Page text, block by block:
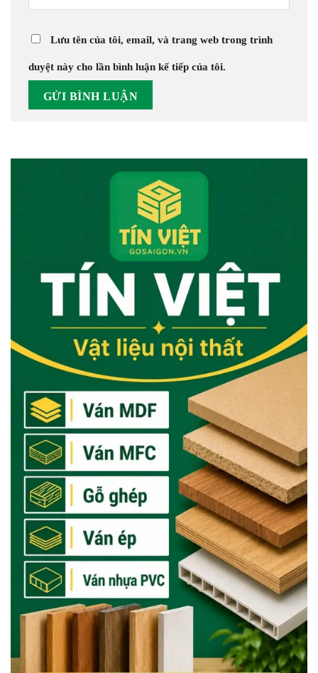
Lưu tên của tôi, email, và trang web trong trình
duyệt này cho lần bình luận kế tiếp của tôi.